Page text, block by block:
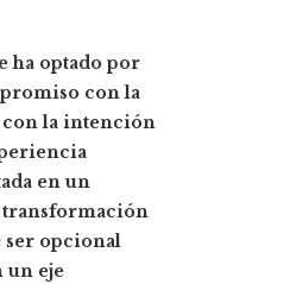
ha optado por
con la
la intención
en un
transformación
ser opcional
un eje